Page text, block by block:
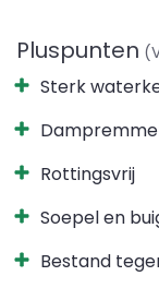
Pluspunten
Sterk
Rottingsvrij
Soepel en
Bestand